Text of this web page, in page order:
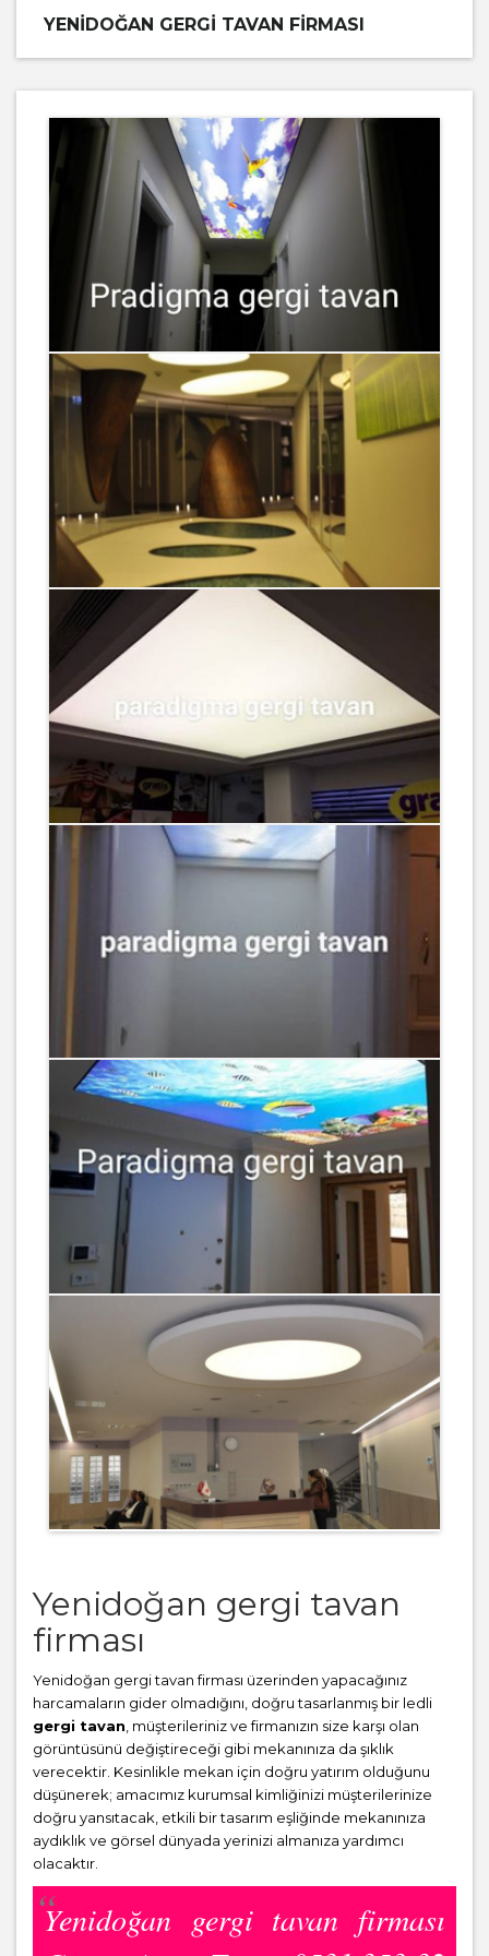
YENIDOĞAN GERGI TAVAN FIRMASI
Yenidoğan gergi tavan
firması
Yenidoğan gergi tavan firması üzerinden yapacağınız
harcamaların gider olmadığını, doğru tasarlanmış bir ledli
gergi tavan , müşterileriniz ve firmanızın size karşı olan
görüntüsünü değiştireceği gibi mekanınıza da şıklık
verecektir. Kesinlikle mekan için doğru yatırım olduğunu
düşünerek; amacımız kurumsal kimliğinizi müşterilerinize
doğru yansıtacak, etkili bir tasarım eşliğinde mekanınıza
aydıklık ve görsel dünyada yerinizi almanıza yardımcı
olacaktır.
Yenidoğan gergi tavan firması